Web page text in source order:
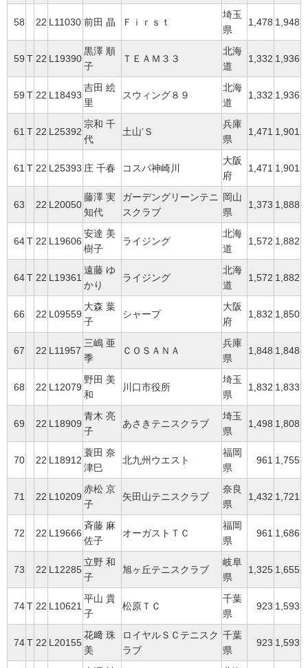
58 22 L11030 前田 晶 Ｆｉｒｓｔ
埼玉
県
1,478 1,948
59 T 22 L19390
黒澤 順
子
ＴＥＡＭ３３
北海
道
1,332 1,936
59 T 22 L18493
吉田 絵
里
スウィング８９
北海
道
1,332 1,936
61 T 22 L25392
宗和 千
代
土山’Ｓ
兵庫
県
1,471 1,901
61 T 22 L25393 庄 千春 コスパ神崎川
大阪
府
1,471 1,901
63 22 L20050
藤澤 実
知代
ガーデングリーンテニ
スクラブ
岡山
県
1,373 1,888
64T 22 L19606
安達 美
樹子
ライジング
北海
道
1,572 1,882
64T 22 L19361
遠藤 ゆ
かり
ライジング
北海
道
1,572 1,882
66 22 L09559
大森 葉
子
シャープ
大阪
府
1,832 1,850
67 22 L11957
三嶋 亜
季
ＣＯＳＡＮＡ
兵庫
県
1,848 1,848
68 22 L12079
野田 美
和
川口市役所
埼玉
県
1,832 1,833
69 22 L18909
青木 亮
子
あさきテニスクラブ
埼玉
県
1,498 1,808
70 22 L18912
蓑田 奈
津巳
北九州ウエスト
福岡
県
961 1,755
71 22 L10209
赤松 京
子
矢田山テニスクラブ
奈良
県
1,432 1,721
72 22 L19666
斉藤 麻
佐子
オーガストＴＣ
福岡
県
961 1,686
73 22 L12285
立野 和
子
旭ヶ丘テニスクラブ
岐阜
県
1,325 1,655
74T 22 L10621
平山 貴
子
松原ＴＣ
千葉
県
923 1,593
74T 22 L20155
花﨑 珠
美
ロイヤルＳＣテニスク
ラブ
千葉
県
923 1,593